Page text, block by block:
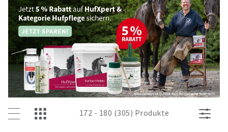
172 - 180 (305) Produkte